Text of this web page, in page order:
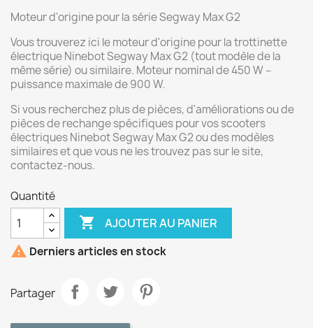
Moteur d'origine pour la série Segway Max G2
Vous trouverez ici le moteur d'origine pour la trottinette
électrique Ninebot Segway Max G2 (tout modèle de la
même série) ou similaire. Moteur nominal de 450 W –
puissance maximale de 900 W.
Si vous recherchez plus de pièces, d'améliorations ou de
pièces de rechange spécifiques pour vos scooters
électriques Ninebot Segway Max G2 ou des modèles
similaires et que vous ne les trouvez pas sur le site,
contactez-nous.
Quantité
 AJOUTER AU PANIER
 Derniers articles en stock
Partager